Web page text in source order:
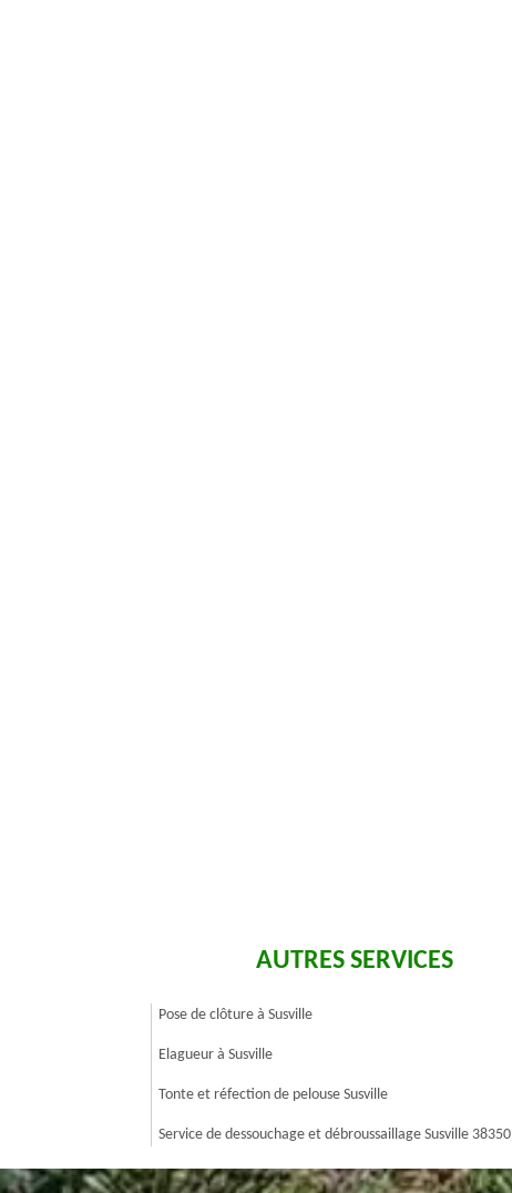
AUTRES SERVICES
Pose de clôture à Susville
Elagueur à Susville
Tonte et réfection de pelouse Susville
Service de dessouchage et débroussaillage Susville 38350